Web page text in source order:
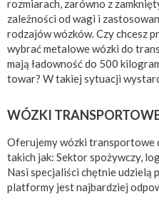
rozmiarach, zarówno z
zależności od wagi i
rodzajów wózków. Czy chcesz
wybrać metalowe wózki do
mają ładowność do 500
towar? W takiej sytuacji
WÓZKI
Oferujemy wózki transportowe
takich jak: Sektor spożywczy,
Nasi specjaliści chętnie
platformy jest najbardziej